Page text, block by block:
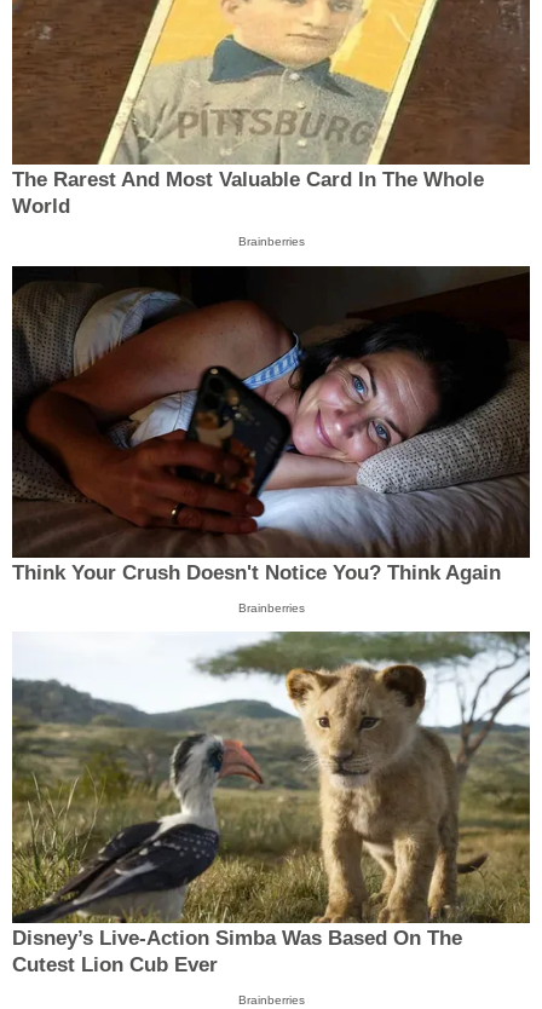
The Rarest And Most Valuable Card In The Whole
World
Brainberries
Think Your Crush Doesn't Notice You? Think Again
Brainberries
Disney’s Live-Action Simba Was Based On The
Cutest Lion Cub Ever
Brainberries